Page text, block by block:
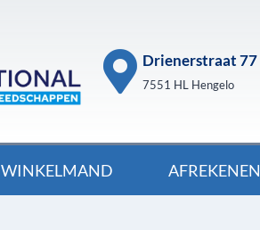
Drienerstraat 77
7551 HL Hengelo
WINKELMAND AFREKENEN